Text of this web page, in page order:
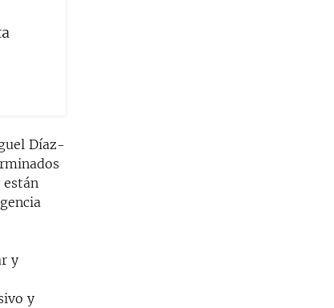
Díaz-
están
y
y